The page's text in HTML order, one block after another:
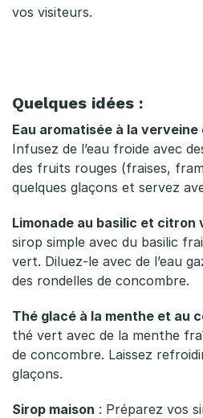
vos visiteurs.
Quelques idées :
Eau aromatisée à la
Infusez de l’eau froide avec
des fruits rouges (fraises,
quelques glaçons et servez
Limonade au basilic et citron
sirop simple avec du basilic
vert. Diluez-le avec de l’eau
des rondelles de concombre.
Thé glacé à la menthe et au
thé vert avec de la menthe
de concombre. Laissez
glaçons.
Sirop maison : Préparez vos